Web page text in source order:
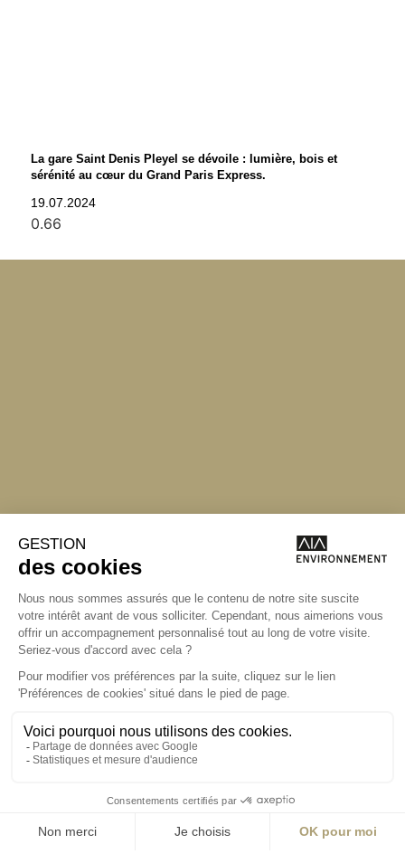
La gare Saint Denis Pleyel se dévoile : lumière, bois et
sérénité au cœur du Grand Paris Express.
19.07.2024